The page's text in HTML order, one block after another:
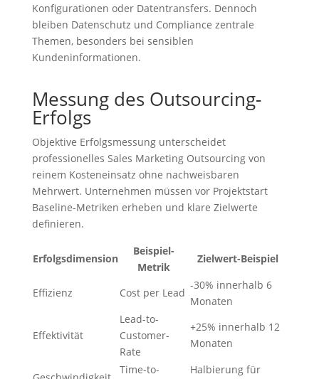
Konfigurationen oder Datentransfers. Dennoch
bleiben Datenschutz und Compliance zentrale
Themen, besonders bei sensiblen
Kundeninformationen.
Messung des Outsourcing-
Erfolgs
Objektive Erfolgsmessung unterscheidet
professionelles Sales Marketing Outsourcing von
reinem Kosteneinsatz ohne nachweisbaren
Mehrwert. Unternehmen müssen vor Projektstart
Baseline-Metriken erheben und klare Zielwerte
definieren.
Erfolgsdimension
Beispiel-
Metrik
Zielwert-Beispiel
Effizienz Cost per Lead
-30% innerhalb 6
Monaten
Effektivität
Lead-to-
Customer-
Rate
+25% innerhalb 12
Monaten
Time-to-
Halbierung für